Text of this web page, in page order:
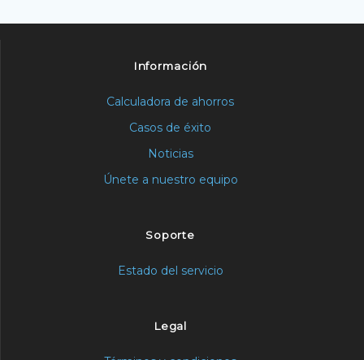
Información
Calculadora de ahorros
Casos de éxito
Noticias
Únete a nuestro equipo
Soporte
Estado del servicio
Legal